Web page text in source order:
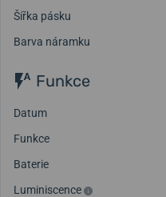
Šířka pásku
Barva náramku
Funkce
Datum
Funkce
Baterie
Luminiscence